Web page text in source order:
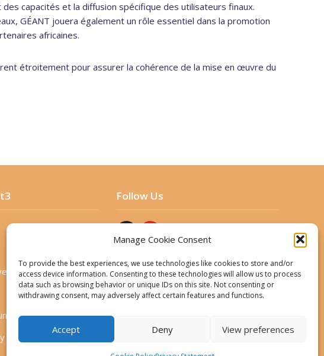
Manage Cookie Consent
To provide the best experiences, we use technologies like cookies to store and/or
access device information. Consenting to these technologies will allow us to process
data such as browsing behavior or unique IDs on this site. Not consenting or
withdrawing consent, may adversely affect certain features and functions.
Accept Deny View preferences
capacités et la diffusion spécifique des utilisateurs finaux.
GÉANT jouera également un rôle essentiel dans la promotion
africaines.
étroitement pour assurer la cohérence de la mise en œuvre du
Policy
statement
statement
Follow Us